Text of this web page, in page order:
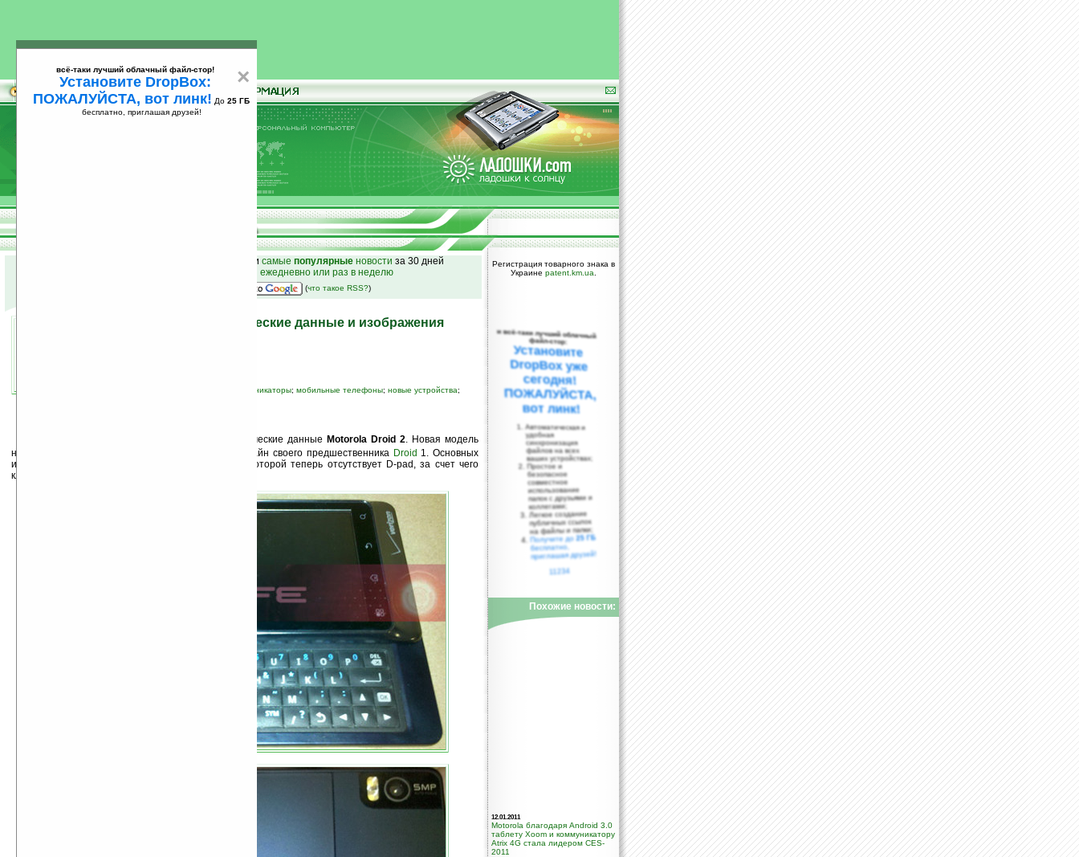
25
и самые популярные новости за 30 дней
на email ежедневно или раз в неделю
(что такое RSS?)
В сети появились технические данные и изображения
коммуникаторы; мобильные телефоны; новые устройства;
сети «засветились» изображения и технические данные Motorola Droid 2. Новая модель
немного тоньше и почти полностью повторяет дизайн своего предшественника Droid 1. Основных
изменений претерпела выдвижная клавиатура, в которой теперь отсутствует D-pad, за счет чего
клавиши теперь большего размера.
Регистрация товарного знака в
Украине patent.km.ua
×
всё-таки лучший облачный файл-стор!
Установите DropBox:
ПОЖАЛУЙСТА, вот линк! До 25 ГБ
бесплатно, приглашая друзей!
и всё-таки лучший облачный
файл-стор:
Установите
DropBox уже
сегодня!
ПОЖАЛУЙСТА,
вот линк!
Автоматическая и
удобная
синхронизация
файлов на всех
ваших устройствах;
Простое и
безопасное
совместное
использование
папок с друзьями и
коллегами;
Легкое создание
публичных ссылок
на файлы и папки;
Получите до25 ГБ
бесплатно,
приглашая друзей!
11234
Похожие новости:
12.01.2011
Motorola благодаря Android 3.0
таблету Xoom и коммуникатору
Atrix 4G стала лидером CES-
2011